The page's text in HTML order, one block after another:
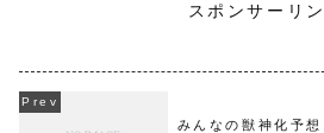
スポンサーリ
みんなの獣神化予